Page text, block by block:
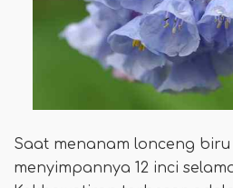
Saat menanam lonceng
menyimpannya 12 inci